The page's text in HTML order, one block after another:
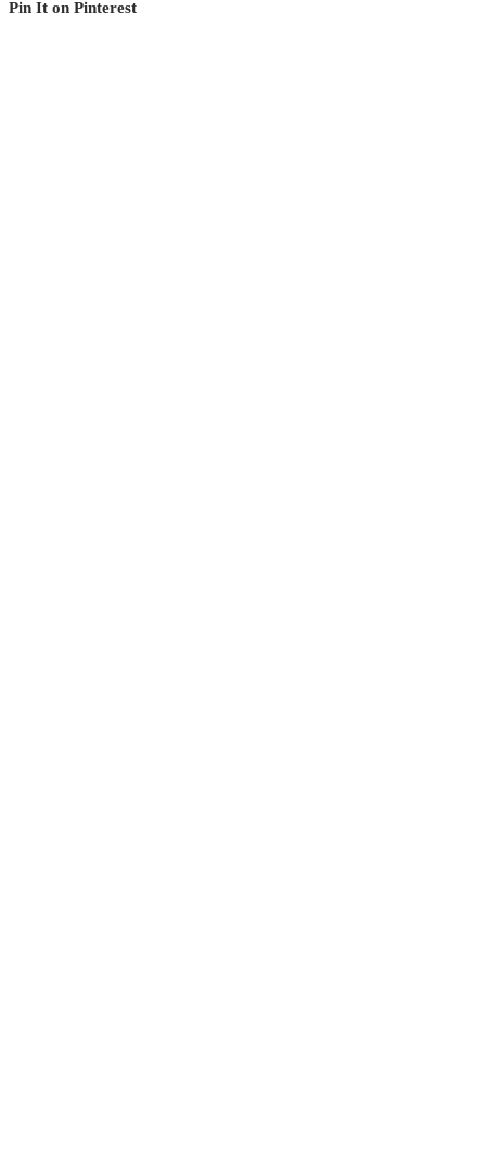
Pin It on Pinterest